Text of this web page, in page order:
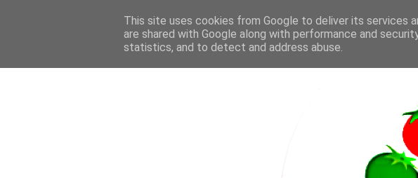
This site uses cookies from Google to deliver its services
are shared with Google along with performance and
statistics, and to detect and address abuse.